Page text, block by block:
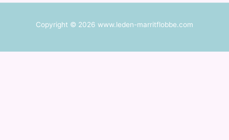
Copyright © 2026 www.leden-marritflobbe.com